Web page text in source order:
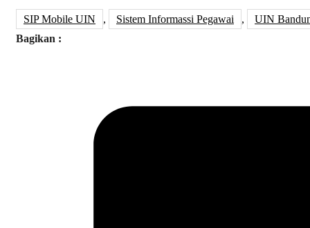
SIP Mobile UIN , Sistem Informassi Pegawai ,
UIN
Bagikan :